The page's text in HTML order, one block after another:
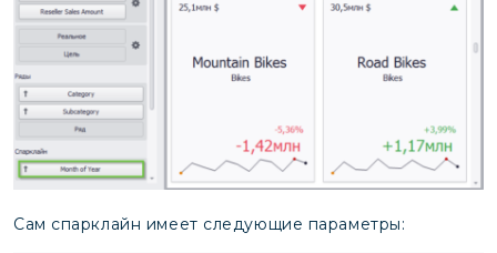
Сам спарклайн имеет следующие параметры: